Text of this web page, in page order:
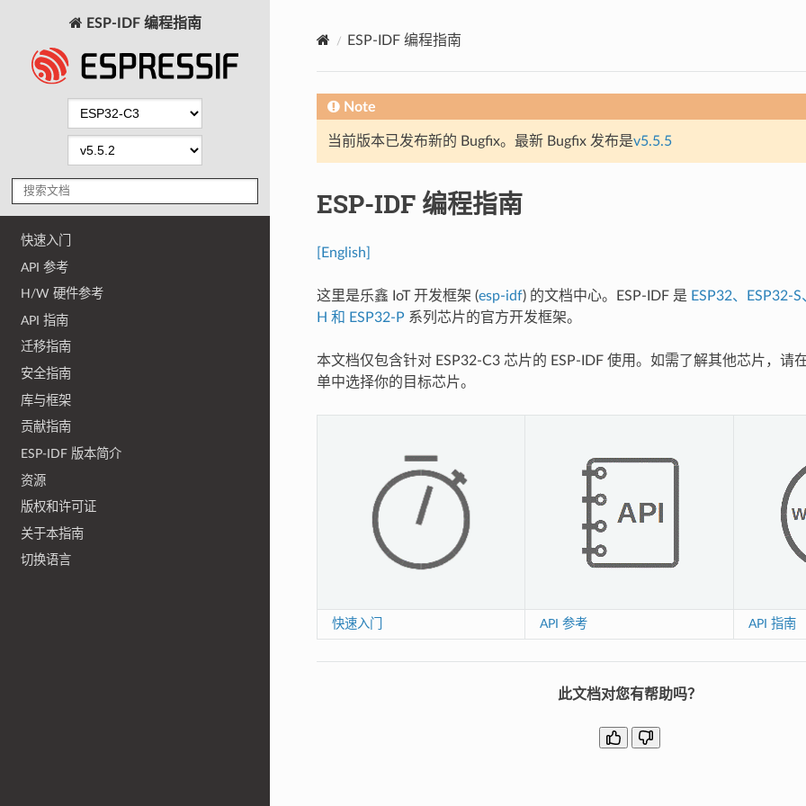
ESP-IDF 编程指南
快速入门
API 参考
H/W 硬件参考
API 指南
迁移指南
安全指南
库与框架
贡献指南
ESP-IDF 版本简介
资源
版权和许可证
关于本指南
切换语言
ESP-IDF 编程指南
Note
当前版本已发布新的 Bugfix。最新 Bugfix 发布是v5.5.5
ESP-IDF 编程指南
[English]
这里是乐鑫 IoT 开发框架 (esp-idf) 的文档中心。ESP-IDF 是 ESP32、ESP32-
H 和 ESP32-P 系列芯片的官方开发框架。
本文档仅包含针对 ESP32-C3 芯片的 ESP-IDF 使用。如需了解其他芯片，请
单中选择你的目标芯片。
快速入门 API 参考 API 指南
此文档对您有帮助吗？